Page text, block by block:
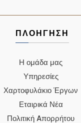
ΠΛΟΗΓΗΣΗ
Η ομάδα μας
Υπηρεσίες
Χαρτοφυλάκιο Έργων
Εταιρικά Νέα
Πολιτική Aπορρήτου